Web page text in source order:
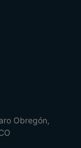
Obregón,